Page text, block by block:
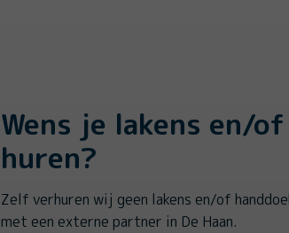
Wens je lakens en/
huren?
Zelf verhuren wij geen lakens en/of
met een externe partner in De Haan.